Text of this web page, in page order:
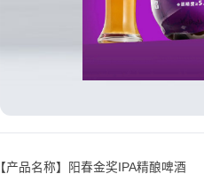
【产品名称】阳春金奖IPA精酿啤酒